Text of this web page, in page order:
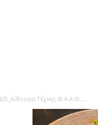
Τέχνης Φ.Α.Α.Θ.,...